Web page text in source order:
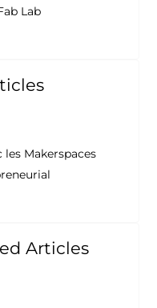
Lab
Makerspaces
Articles